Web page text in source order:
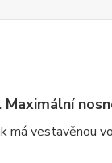
má vestavěnou